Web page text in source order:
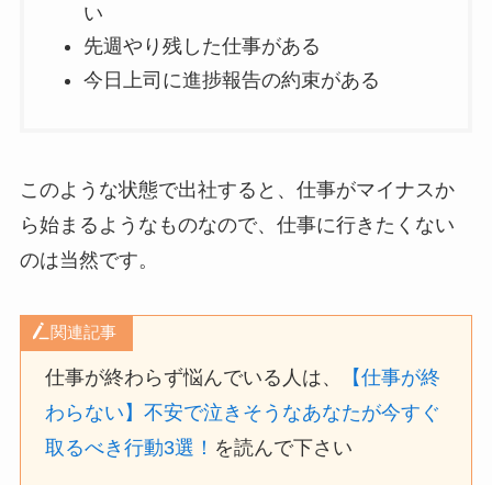
い
先週やり残した仕事がある
今日上司に進捗報告の約束がある
このような状態で出社すると、仕事がマイナスか
ら始まるようなものなので、仕事に行きたくない
のは当然です。
関連記事
仕事が終わらず悩んでいる人は、
【仕事が終
わらない】不安で泣きそうなあなたが今すぐ
取るべき行動3選！ を読んで下さい